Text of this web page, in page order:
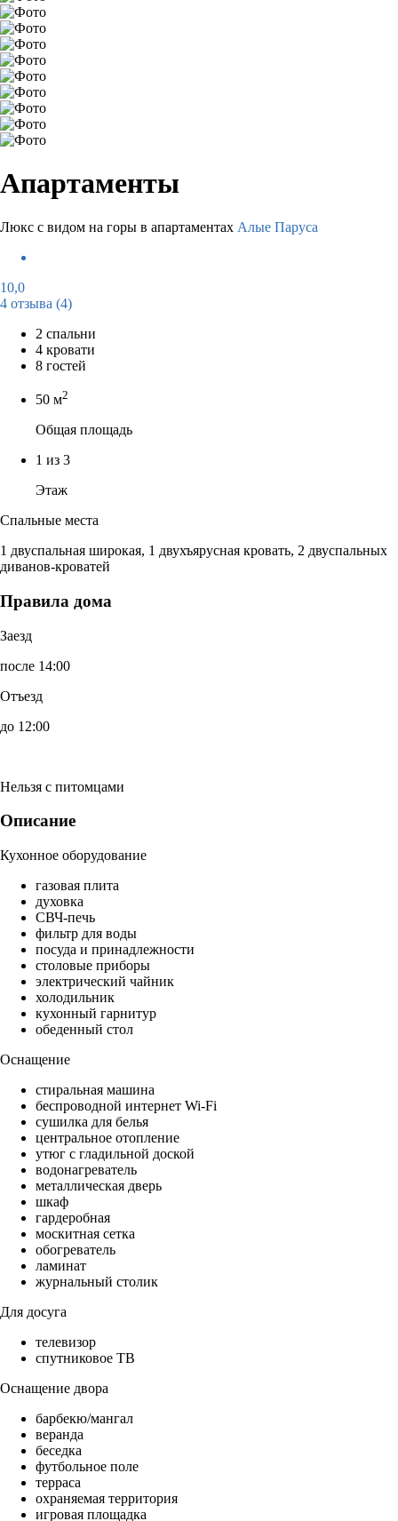
Апартаменты
Люкс с видом на горы в апартаментах Алые Паруса
10,0
4 отзыва (4)
2 спальни
4 кровати
8 гостей
50 м2
Общая площадь
1 из 3
Этаж
Спальные места
1 двуспальная широкая, 1 двухъярусная кровать, 2 двуспальных
диванов-кроватей
Правила дома
Заезд
после 14:00
Отъезд
до 12:00
Нельзя с питомцами
Описание
Кухонное оборудование
газовая плита
духовка
СВЧ-печь
фильтр для воды
посуда и принадлежности
столовые приборы
электрический чайник
холодильник
кухонный гарнитур
обеденный стол
Оснащение
стиральная машина
беспроводной интернет Wi-Fi
сушилка для белья
центральное отопление
утюг с гладильной доской
водонагреватель
металлическая дверь
шкаф
гардеробная
москитная сетка
обогреватель
ламинат
журнальный столик
Для досуга
телевизор
спутниковое ТВ
Оснащение двора
барбекю/мангал
веранда
беседка
футбольное поле
терраса
охраняемая территория
игровая площадка